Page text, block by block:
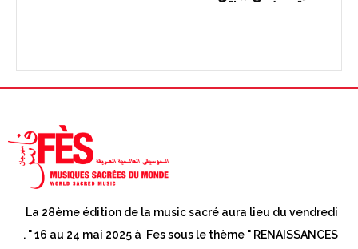
La 28ème édition de la music sacré aura lieu du vendredi
16 au 24 mai 2025 à Fes sous le thème " RENAISSANCES " .